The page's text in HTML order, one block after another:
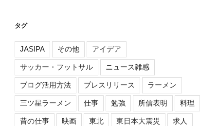
ョ
ン
タグ
JASIPA その他 アイデア
サッカー・フットサル ニュース雑感
ブログ活用方法 プレスリリース ラーメン
三ツ星ラーメン 仕事 勉強 所信表明 料理
昔の仕事 映画 東北 東日本大震災 求人